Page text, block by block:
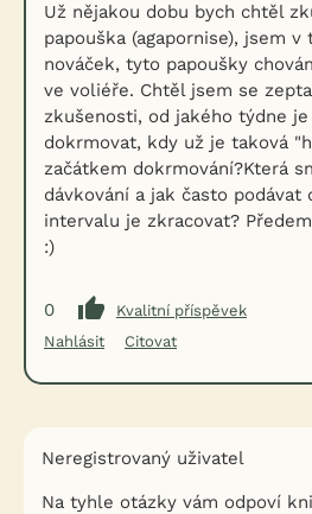
Už nějakou dobu bych chtěl
papouška (agapornise), jsem
nováček, tyto papoušky
ve voliéře. Chtěl jsem se
zkušenosti, od jakého týdne
dokrmovat, kdy už je taková
začátkem dokrmování?Která
dávkování a jak často podávat
intervalu je zkracovat?
:)
0
Kvalitní příspěvek
Nahlásit
Citovat
Neregistrovaný uživatel
Na tyhle otázky vám odpoví